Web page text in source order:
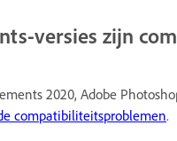
versies zijn
2020, Adobe
compatibiliteitsproblemen.